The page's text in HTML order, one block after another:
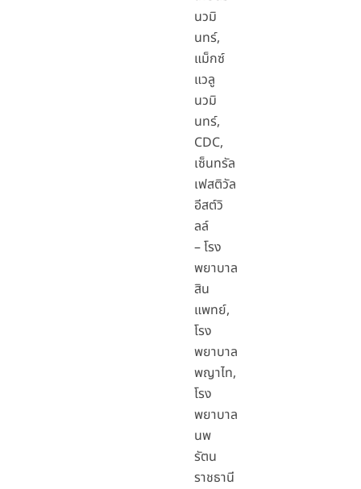
นวมิ
นทร์,
แม็กซ์
แวลู
นวมิ
นทร์,
CDC,
เซ็นทรัล
เฟสติวัล
อีสต์วิ
ลล์
– โรง
พยาบาล
สิน
แพทย์,
โรง
พยาบาล
พญาไท,
โรง
พยาบาล
นพ
รัตน
ราชธานี